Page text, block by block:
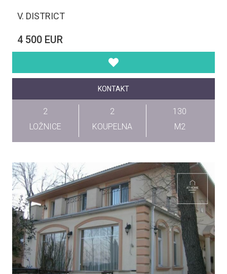
V. DISTRICT
4 500 EUR
KONTAKT
2
LOŽNICE
2
KOUPELNA
130
M2